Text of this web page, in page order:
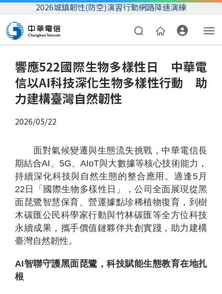
2026城鎮韌性(防空)演習行動網路降速演練
帳單繳費
我的帳號
響應522國際生物多樣性日 中華電
信以AI科技深化生物多樣性行動 助
力建構臺灣自然韌性
2026/05/22
面對氣候變遷與生態流失挑戰，中華電信長
期結合AI、5G、AIoT與大數據等核心技術能力，
持續深化科技與自然生態的整合應用。適逢5月
22日「國際生物多樣性日」，公司全面展現從黑
面琵鷺智慧保育、營運據點珍稀植物復育，到樹
木碳匯公民科學家行動與竹林碳匯等全方位科技
永續成果，攜手價值鏈夥伴共創實踐，助力建構
臺灣自然韌性。
AI智聯守護黑面琵鷺，科技賦能生態教育在地扎
根